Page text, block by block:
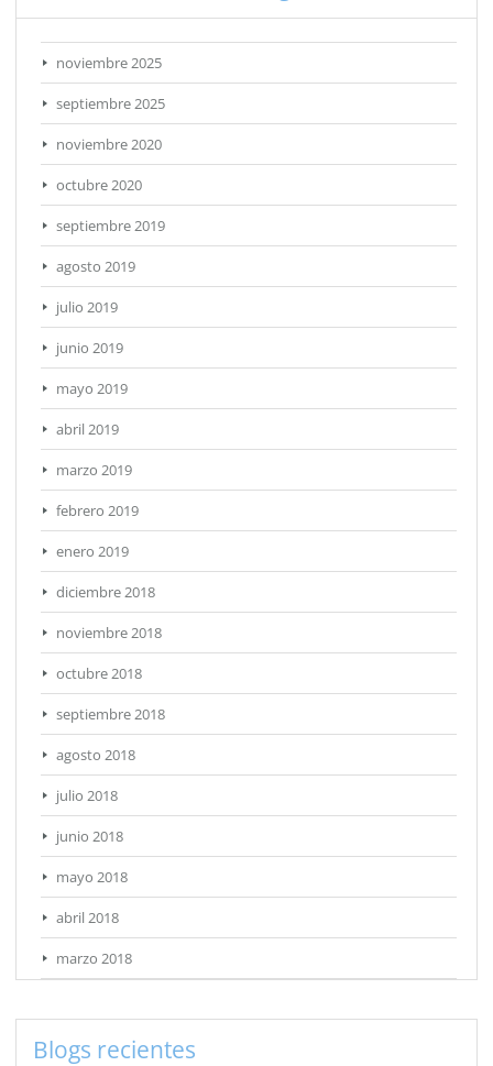
noviembre 2025
septiembre 2025
noviembre 2020
octubre 2020
septiembre 2019
agosto 2019
julio 2019
junio 2019
mayo 2019
abril 2019
marzo 2019
febrero 2019
enero 2019
diciembre 2018
noviembre 2018
octubre 2018
septiembre 2018
agosto 2018
julio 2018
junio 2018
mayo 2018
abril 2018
marzo 2018
Blogs recientes